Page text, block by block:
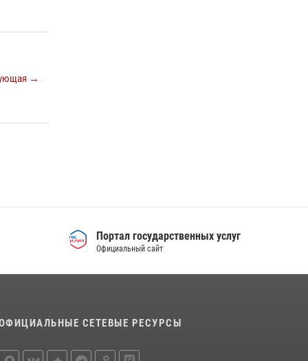
→
Портал государственных услуг
Официальный сайт
СЕТЕВЫЕ РЕСУРСЫ